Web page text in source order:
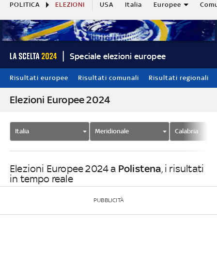
POLITICA ELEZIONI USA Italia Europee
Speciale elezioni europee
Risultati europee Risultati comunali Risultati regionali
Elezioni Europee 2024
Italia Meridionale Calabria
Elezioni Europee 2024 a Polistena, i risultati
in tempo reale
PUBBLICITÀ